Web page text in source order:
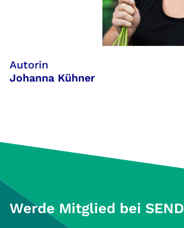
Autorin
Johanna Kühner
Werde Mitglied bei SEND